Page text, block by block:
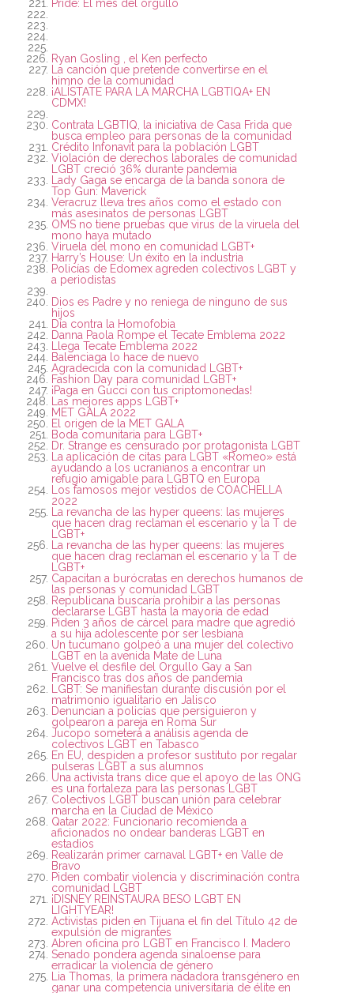
Pride: El mes del orgullo
Ryan Gosling , el Ken perfecto
La canción que pretende convertirse en el
himno de la comunidad
¡ALÍSTATE PARA LA MARCHA LGBTIQA+ EN
CDMX!
Contrata LGBTIQ, la iniciativa de Casa Frida que
busca empleo para personas de la comunidad
Crédito Infonavit para la población LGBT
Violación de derechos laborales de comunidad
LGBT creció 36% durante pandemia
Lady Gaga se encarga de la banda sonora de
Top Gun: Maverick
Veracruz lleva tres años como el estado con
más asesinatos de personas LGBT
OMS no tiene pruebas que virus de la viruela del
mono haya mutado
Viruela del mono en comunidad LGBT+
Harry’s House: Un éxito en la industria
Policías de Edomex agreden colectivos LGBT y
a periodistas
Dios es Padre y no reniega de ninguno de sus
hijos
Día contra la Homofobia
Danna Paola Rompe el Tecate Emblema 2022
Llega Tecate Emblema 2022
Balenciaga lo hace de nuevo
Agradecida con la comunidad LGBT+
Fashion Day para comunidad LGBT+
¡Paga en Gucci con tus criptomonedas!
Las mejores apps LGBT+
MET GALA 2022
El origen de la MET GALA
Boda comunitaria para LGBT+
Dr. Strange es censurado por protagonista LGBT
La aplicación de citas para LGBT «Romeo» está
ayudando a los ucranianos a encontrar un
refugio amigable para LGBTQ en Europa
Los famosos mejor vestidos de COACHELLA
2022
La revancha de las hyper queens: las mujeres
que hacen drag reclaman el escenario y la T de
LGBT+
La revancha de las hyper queens: las mujeres
que hacen drag reclaman el escenario y la T de
LGBT+
Capacitan a burócratas en derechos humanos de
las personas y comunidad LGBT
Republicana buscaría prohibir a las personas
declararse LGBT hasta la mayoría de edad
Piden 3 años de cárcel para madre que agredió
a su hija adolescente por ser lesbiana
Un tucumano golpeó a una mujer del colectivo
LGBT en la avenida Mate de Luna
Vuelve el desfile del Orgullo Gay a San
Francisco tras dos años de pandemia
LGBT: Se manifiestan durante discusión por el
matrimonio igualitario en Jalisco
Denuncian a policías que persiguieron y
golpearon a pareja en Roma Sur
Jucopo someterá a análisis agenda de
colectivos LGBT en Tabasco
En EU, despiden a profesor sustituto por regalar
pulseras LGBT a sus alumnos
Una activista trans dice que el apoyo de las ONG
es una fortaleza para las personas LGBT
Colectivos LGBT buscan unión para celebrar
marcha en la Ciudad de México
Qatar 2022: Funcionario recomienda a
aficionados no ondear banderas LGBT en
estadios
Realizarán primer carnaval LGBT+ en Valle de
Bravo
Piden combatir violencia y discriminación contra
comunidad LGBT
¡DISNEY REINSTAURA BESO LGBT EN
LIGHTYEAR!
Activistas piden en Tijuana el fin del Título 42 de
expulsión de migrantes
Abren oficina pro LGBT en Francisco I. Madero
Senado pondera agenda sinaloense para
erradicar la violencia de género
Lia Thomas, la primera nadadora transgénero en
ganar una competencia universitaria de élite en